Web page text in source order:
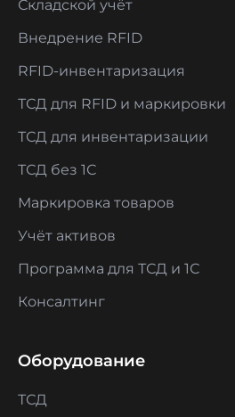
Складской учёт
Внедрение RFID
RFID-инвентаризация
ТСД для RFID и маркировки
ТСД для инвентаризации
ТСД без 1С
Маркировка товаров
Учёт активов
Программа для ТСД и 1С
Консалтинг
Оборудование
ТСД